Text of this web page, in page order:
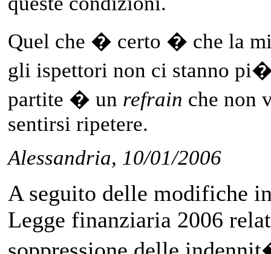
Quel che � certo � che la
gli ispettori non ci stanno
partite � un refrain che non
sentirsi ripetere.
Alessandria, 10/01/2006
A seguito delle modifiche
Legge finanziaria 2006